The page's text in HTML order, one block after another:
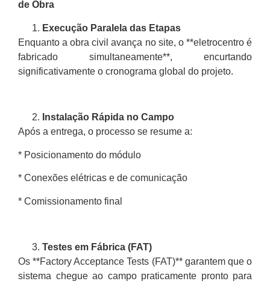
de Obra
Execução Paralela das Etapas
Enquanto a obra civil avança no site, o **eletrocentro é
fabricado simultaneamente**, encurtando
significativamente o cronograma global do projeto.
Instalação Rápida no Campo
Após a entrega, o processo se resume a:
* Posicionamento do módulo
* Conexões elétricas e de comunicação
* Comissionamento final
Testes em Fábrica (FAT)
Os **Factory Acceptance Tests (FAT)** garantem que o
sistema chegue ao campo praticamente pronto para